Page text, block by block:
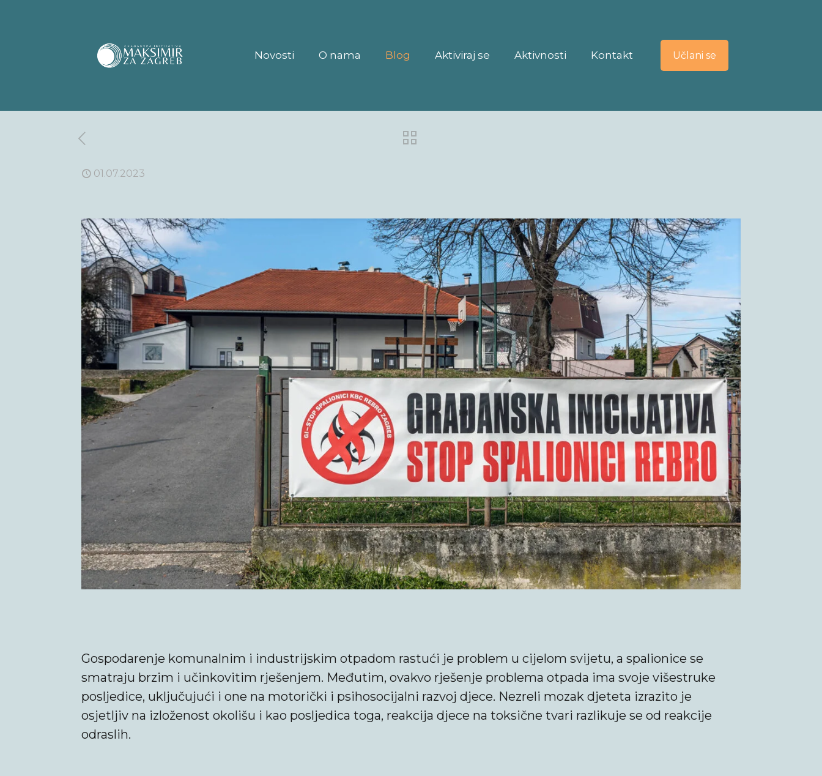
Novosti O nama Blog Aktiviraj se Aktivnosti Kontakt Učlani se
01.07.2023
Gospodarenje komunalnim i industrijskim otpadom rastući je problem u cijelom svijetu, a spalionice se
smatraju brzim i učinkovitim rješenjem. Međutim, ovakvo rješenje problema otpada ima svoje višestruke
posljedice, uključujući i one na motorički i psihosocijalni razvoj djece. Nezreli mozak djeteta izrazito je
osjetljiv na izloženost okolišu i kao posljedica toga, reakcija djece na toksične tvari razlikuje se od reakcije
odraslih.